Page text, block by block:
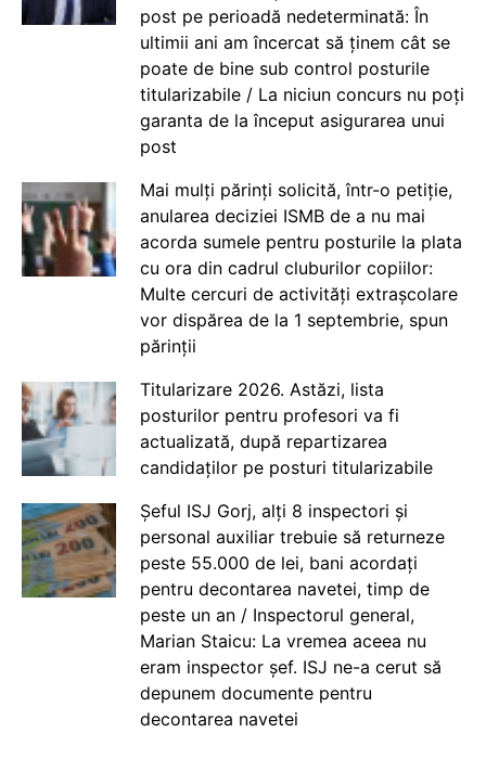
post pe perioadă nedeterminată: În
ultimii ani am încercat să ținem cât se
poate de bine sub control posturile
titularizabile / La niciun concurs nu poți
garanta de la început asigurarea unui
post
Mai mulți părinți solicită, într-o petiție,
anularea deciziei ISMB de a nu mai
acorda sumele pentru posturile la plata
cu ora din cadrul cluburilor copiilor:
Multe cercuri de activități extrașcolare
vor dispărea de la 1 septembrie, spun
părinții
Titularizare 2026. Astăzi, lista
posturilor pentru profesori va fi
actualizată, după repartizarea
candidaților pe posturi titularizabile
Șeful ISJ Gorj, alți 8 inspectori și
personal auxiliar trebuie să returneze
peste 55.000 de lei, bani acordați
pentru decontarea navetei, timp de
peste un an / Inspectorul general,
Marian Staicu: La vremea aceea nu
eram inspector șef. ISJ ne-a cerut să
depunem documente pentru
decontarea navetei